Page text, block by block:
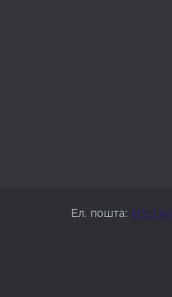
Ел. пошта: